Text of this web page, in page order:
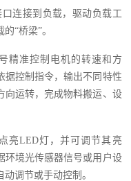
连接到负载，驱动负载工
“桥梁”。
精准控制电机的转速和方
据控制指令，输出不同特性
向运转，完成物料搬运、设
亮LED灯，并可调节其亮
环境光传感器信号或用户设
调节或手动控制。